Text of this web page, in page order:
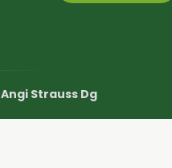
Angi Strauss Dg